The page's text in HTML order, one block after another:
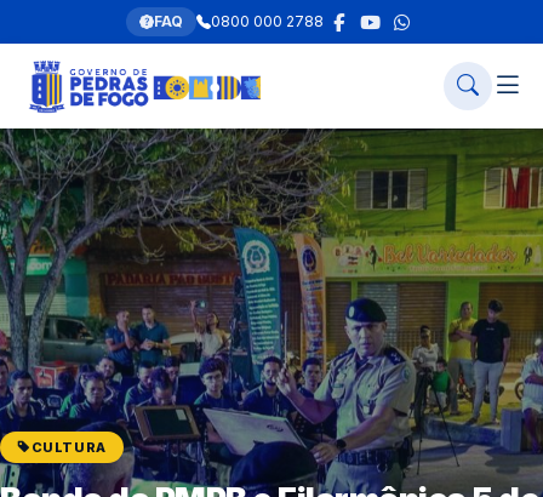
FAQ 0800 000 2788
CULTURA